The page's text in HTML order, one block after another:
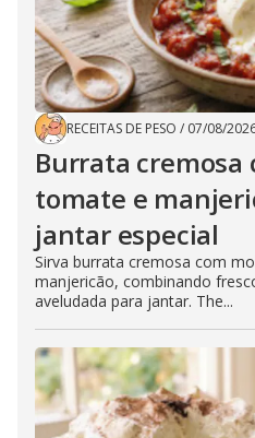
RECEITAS DE PESO / 07/08/
Burrata cremosa
tomate e
jantar especial
Sirva burrata cremosa com
manjericão, combinando
aveludada para jantar. The...